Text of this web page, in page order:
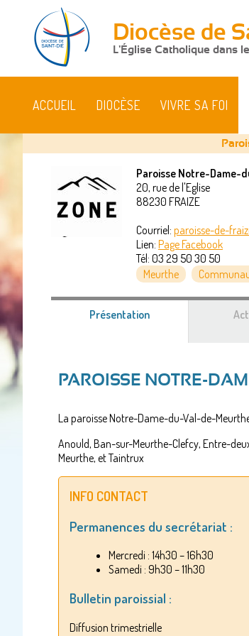
Diocèse de
L'Église Catholique dans
ACCUEIL DIOCÈSE VIVRE SA FOI
Vous
êtes
Paroisse Notre-Dame-
20, rue de l'Eglise
88230 FRAIZE
Courriel: paroisse-de-
Lien: Page Facebook
Tél: 03 29 50 30 50
Meurthe
Présentation(onglet
PAROISSE NOTRE-
La paroisse Notre-Dame-du-Val-de-
Anould, Ban-sur-Meurthe-Clefcy, Entre-
Meurthe, et Taintrux
INFO CONTACT
Permanences du secrétariat :
Mercredi : 14h30 – 16h30
Samedi : 9h30 – 11h30
Bulletin paroissial :
Diffusion trimestrielle